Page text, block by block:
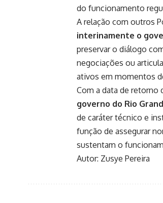
do funcionamento
A relação com outros
interinamente o
preservar o diálogo
negociações ou
ativos em momentos
Com a data de retorno
governo do Rio
de caráter técnico e
função de assegurar
sustentam o
Autor: Zusye Pereira